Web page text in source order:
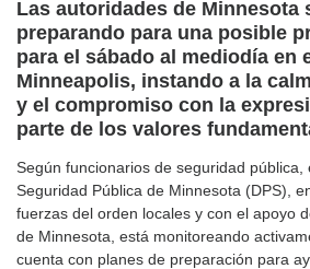
Las autoridades de Minnesota
preparando para una posible
para el sábado al mediodía en
Minneapolis, instando a la
y el compromiso con la
parte de los valores
Según funcionarios de seguridad pública,
Seguridad Pública de Minnesota (DPS),
fuerzas del orden locales y con el apoyo
de Minnesota, está monitoreando
cuenta con planes de preparación para